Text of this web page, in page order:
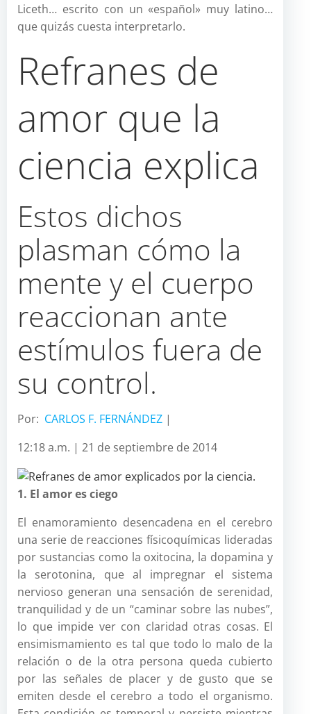
Liceth… escrito con un «español» muy latino…
que quizás cuesta interpretarlo.
Refranes de
amor que la
ciencia explica
Estos dichos
plasman cómo la
mente y el cuerpo
reaccionan ante
estímulos fuera de
su control.
Por: CARLOS F. FERNÁNDEZ |
12:18 a.m. | 21 de septiembre de 2014
1. El amor es ciego
El enamoramiento desencadena en el cerebro
una serie de reacciones físicoquímicas lideradas
por sustancias como la oxitocina, la dopamina y
la serotonina, que al impregnar el sistema
nervioso generan una sensación de serenidad,
tranquilidad y de un “caminar sobre las nubes”,
lo que impide ver con claridad otras cosas. El
ensimismamiento es tal que todo lo malo de la
relación o de la otra persona queda cubierto
por las señales de placer y de gusto que se
emiten desde el cerebro a todo el organismo.